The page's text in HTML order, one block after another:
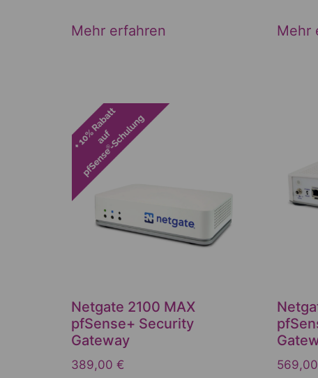
Mehr erfahren Mehr
Netgate 2100 MAX
pfSense+ Security
Gateway
389,00 € 569,00